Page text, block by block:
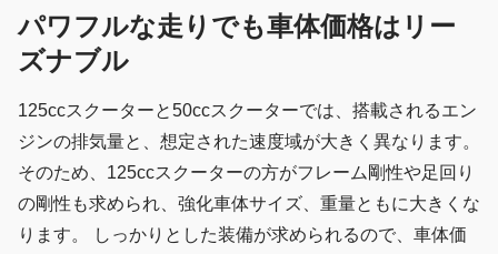
パワフルな走りでも車体価格はリー
ズナブル
125ccスクーターと50ccスクーターでは、搭載されるエン
ジンの排気量と、想定された速度域が大きく異なります。
そのため、125ccスクーターの方がフレーム剛性や足回り
の剛性も求められ、強化車体サイズ、重量ともに大きくな
ります。 しっかりとした装備が求められるので、車体価